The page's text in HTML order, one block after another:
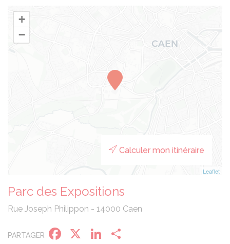
+
−
Leaflet
Calculer mon itinéraire
Parc des Expositions
Rue Joseph Philippon - 14000 Caen
PARTAGER Facebook
X LinkedIn